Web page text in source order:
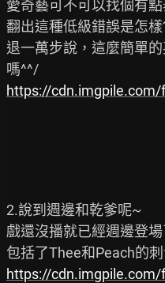
愛奇藝可不可以找個有
翻出這種低級錯誤是怎樣
退一萬步說，這麼簡單
https://cdn.imgpile.com/
2.說到週邊和乾爹呢~
戲還沒播就已經週邊登場
https://cdn.imgpile.com/